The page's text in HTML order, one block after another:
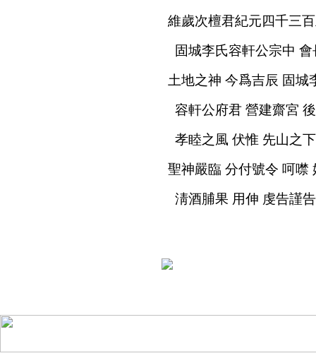
維歲次檀君紀元四千三
固城李氏容軒公宗中
土地之神 今爲吉辰 固城
容軒公府君 營建齋宮
孝睦之風 伏惟 先山之
聖神嚴臨 分付號令 呵噤
淸酒脯果 用伸 虔告謹告